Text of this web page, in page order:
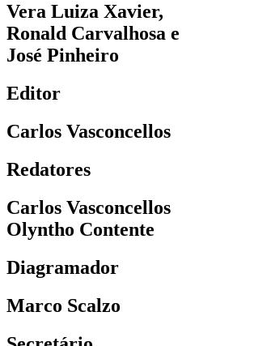
Vera Luiza Xavier,
Ronald Carvalhosa e
José Pinheiro
Editor
Carlos Vasconcellos
Redatores
Carlos Vasconcellos
Olyntho Contente
Diagramador
Marco Scalzo